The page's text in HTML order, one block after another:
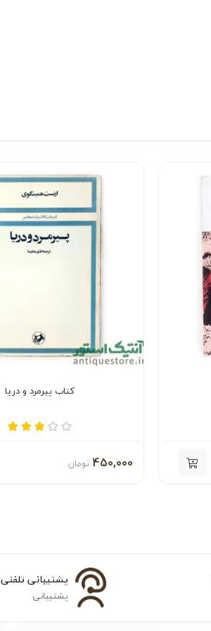
کتاب پیرمرد و دریا
450,000 تومان
پشتیبانی تلفنی
پشتیبانی